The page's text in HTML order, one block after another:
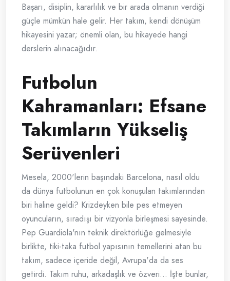
Başarı, disiplin, kararlılık ve bir arada olmanın verdiği
güçle mümkün hale gelir. Her takım, kendi dönüşüm
hikayesini yazar; önemli olan, bu hikayede hangi
derslerin alınacağıdır.
Futbolun
Kahramanları: Efsane
Takımların Yükseliş
Serüvenleri
Mesela, 2000'lerin başındaki Barcelona, nasıl oldu
da dünya futbolunun en çok konuşulan takımlarından
biri haline geldi? Krizdeyken bile pes etmeyen
oyuncuların, sıradışı bir vizyonla birleşmesi sayesinde.
Pep Guardiola'nın teknik direktörlüğe gelmesiyle
birlikte, tiki-taka futbol yapısının temellerini atan bu
takım, sadece içeride değil, Avrupa'da da ses
getirdi. Takım ruhu, arkadaşlık ve özveri… İşte bunlar,